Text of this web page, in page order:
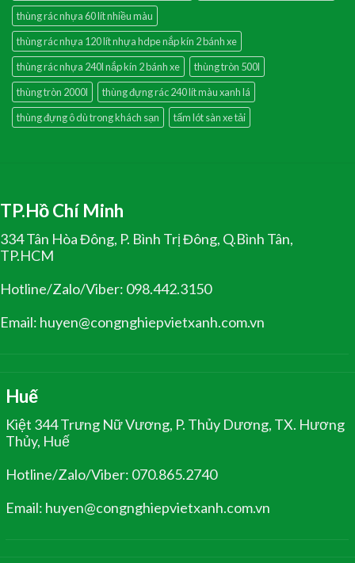
thùng rác nhựa 60 lít nhiều màu
thùng rác nhựa 120 lít nhựa hdpe nắp kín 2 bánh xe
thùng rác nhựa 240l nắp kín 2 bánh xe
thùng tròn 500l
thùng tròn 2000l
thùng đựng rác 240 lít màu xanh lá
thùng đựng ô dù trong khách sạn
tấm lót sàn xe tải
TP.Hồ Chí Minh
334 Tân Hòa Đông, P. Bình Trị Đông, Q.Bình Tân,
TP.HCM
Hotline/Zalo/Viber: 098.442.3150
Email: huyen@congnghiepvietxanh.com.vn
Huế
Kiệt 344 Trưng Nữ Vương, P. Thủy Dương, TX. Hương
Thủy, Huế
Hotline/Zalo/Viber: 070.865.2740
Email: huyen@congnghiepvietxanh.com.vn